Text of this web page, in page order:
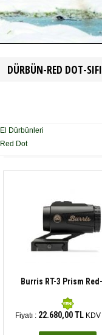
DÜRBÜN-RED DOT-
El Dürbünleri
Red Dot
Burris RT-3 Prism
Fiyatı : 22.680,00 TLKDV